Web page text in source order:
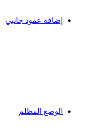
إضافة عمود جانبي
الوضع المظلم